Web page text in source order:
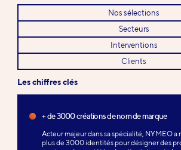
Nos sélections
Secteurs
Interventions
Clients
Les chiffres clés
+ de 3000 créations de nom de marque
Acteur majeur dans sa spécialité, NYMEO a
plus de 3000 identités pour désigner des